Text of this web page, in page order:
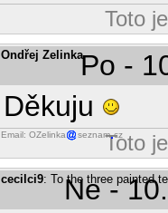
Toto
Ondřej ZelinkaPo -
Děkuju
Email: OZelinka seznam cz
Toto
cecilci9: To the three painted
Ne -